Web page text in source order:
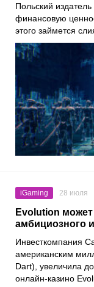
Польский
финансовую
этого займется
iGaming 28 июля
Evolution
амбициозного
Инвесткомпания
американским
Dart), увеличила
онлайн-казино